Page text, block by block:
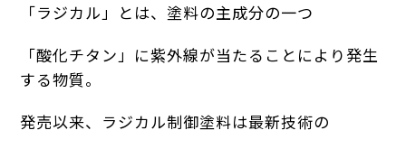
「ラジカル」とは、塗料の主成分の一つ
「酸化チタン」に紫外線が当たることにより発生
する物質。
発売以来、ラジカル制御塗料は最新技術の